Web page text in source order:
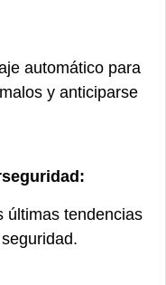
automático para
y anticiparse
últimas tendencias